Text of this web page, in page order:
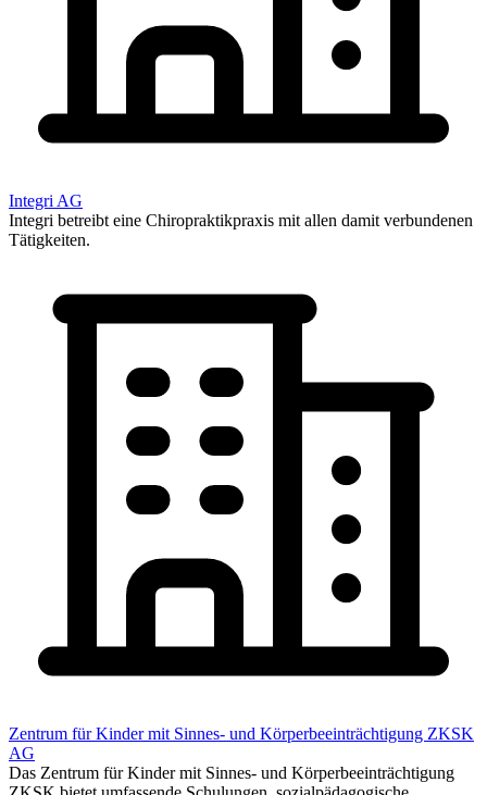
Integri AG
Integri betreibt eine Chiropraktikpraxis mit allen damit verbundenen
Tätigkeiten.
Zentrum für Kinder mit Sinnes- und Körperbeeinträchtigung ZKSK
AG
Das Zentrum für Kinder mit Sinnes- und Körperbeeinträchtigung